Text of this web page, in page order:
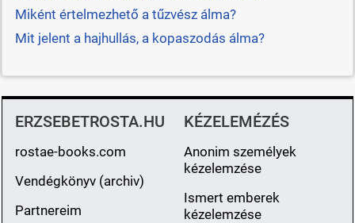
Miként értelmezhető a tűzvész álma?
Mit jelent a hajhullás, a kopaszodás álma?
ERZSEBETROSTA.HU
rostae-books.com
Vendégkönyv (archiv)
Partnereim
KÉZELEMÉZÉS
Anonim személyek
kézelemzése
Ismert emberek
kézelemzése